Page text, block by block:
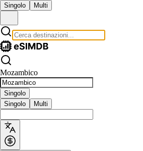
Singolo Multi
Mozambico
Singolo
Singolo
Multi